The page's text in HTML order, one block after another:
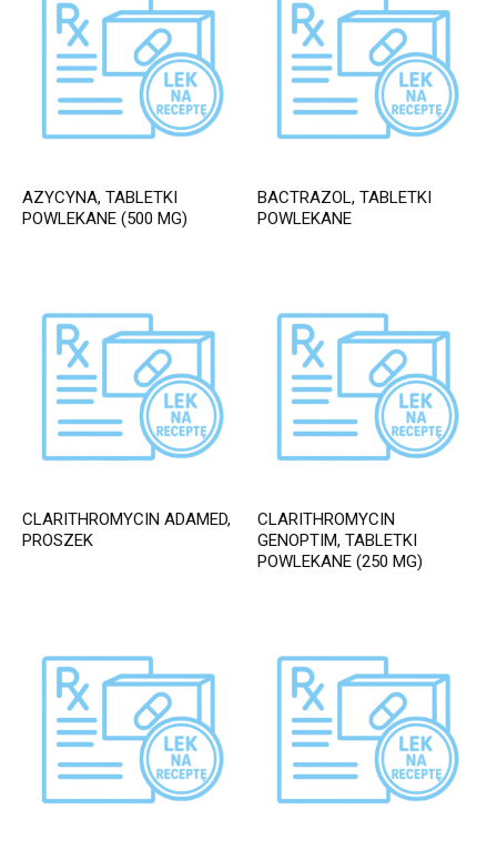
AZYCYNA, TABLETKI
POWLEKANE (500 MG)
BACTRAZOL, TABLETKI
POWLEKANE
CLARITHROMYCIN ADAMED,
PROSZEK
CLARITHROMYCIN
GENOPTIM, TABLETKI
POWLEKANE (250 MG)